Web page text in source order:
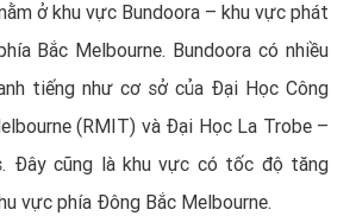
ở khu vực Bundoora – khu vực phát
Bắc Melbourne. Bundoora có nhiều
tiếng như cơ sở của Đại Học Công
(RMIT) và Đại Học La Trobe –
Đây cũng là khu vực có tốc độ tăng
vực phía Đông Bắc Melbourne.